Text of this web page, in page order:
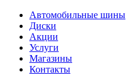
Автомобильные шины
Диски
Акции
Услуги
Магазины
Контакты